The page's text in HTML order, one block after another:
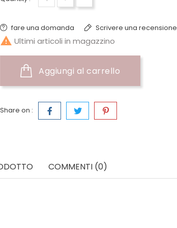
fare una domanda Scrivere una recensione
 Ultimi articoli in magazzino
Aggiungi al carrello
Share on :
COMMENTI (0)